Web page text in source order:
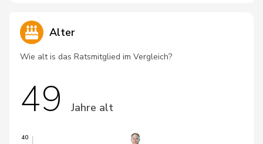
Alter
Wie alt is das Ratsmitglied im Vergleich?
49 Jahre alt
40